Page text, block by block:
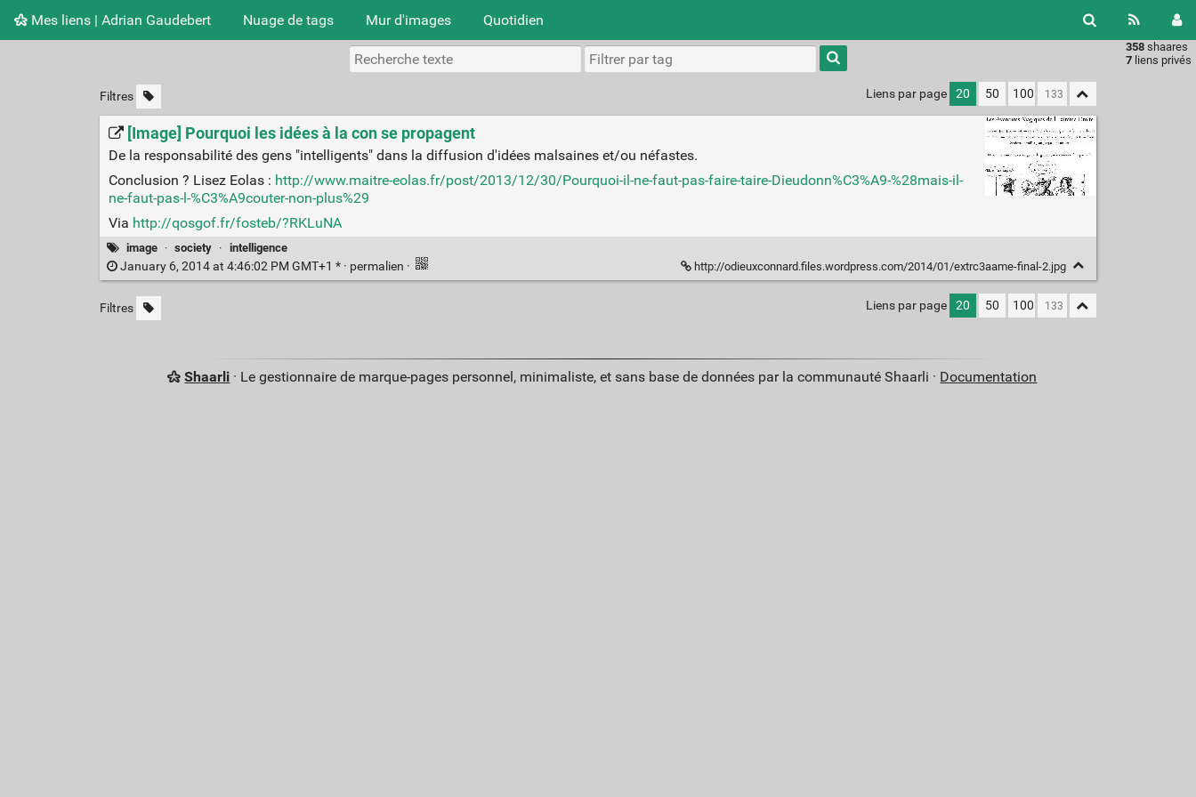
Mes liens | Adrian Gaudebert Nuage de tags Mur d'images Quotidien
358 shaares
7 liens privés
Type 1 or
more
characters
results.
Filtres Liens par page 20 50 100
[Image] Pourquoi les idées à la con se propagent
De la responsabilité des gens "intelligents" dans la diffusion d'idées malsaines et/ou néfastes.
Conclusion ? Lisez Eolas : http://www.maitre-eolas.fr/post/2013/12/30/Pourquoi-il-ne-faut-pas-faire-taire-Dieudonn%C3%A9-%28mais-il-
ne-faut-pas-l-%C3%A9couter-non-plus%29
Via http://qosgof.fr/fosteb/?RKLuNA
image · society · intelligence
January 6, 2014 at 4:46:02 PM GMT+1 * · permalien · http://odieuxconnard.files.wordpress.com/2014/01/extrc3aame-final-2.jpg
Filtres Liens par page 20 50 100
Shaarli · Le gestionnaire de marque-pages personnel, minimaliste, et sans base de données par la communauté Shaarli · Documentation